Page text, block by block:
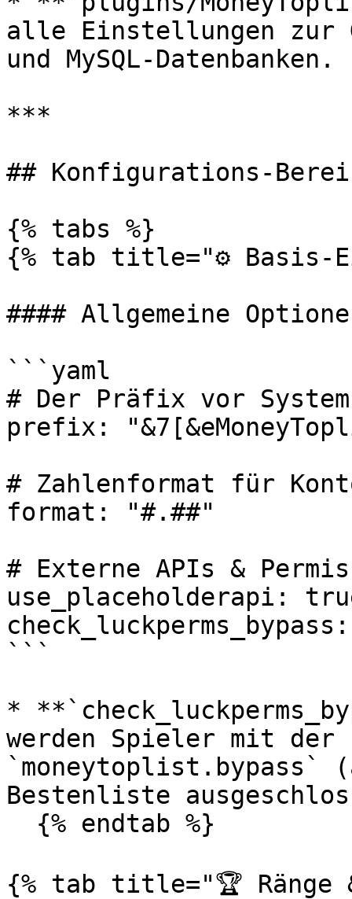
alle Einstellungen zur
und MySQL-Datenbanken.
***
## Konfigurations-
{% tabs %}
{% tab title="⚙️ Basis-
#### Allgemeine
```yaml
# Der Präfix vor
prefix:
# Zahlenformat für
format: "#.##"
# Externe APIs &
use_placeholderapi:
```
*
werden Spieler mit der
`moneytoplist.bypass`
Bestenliste
{% tab title="🏆 Ränge